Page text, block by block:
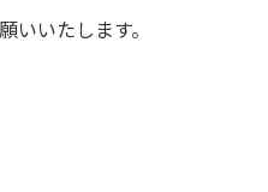
いいたします。